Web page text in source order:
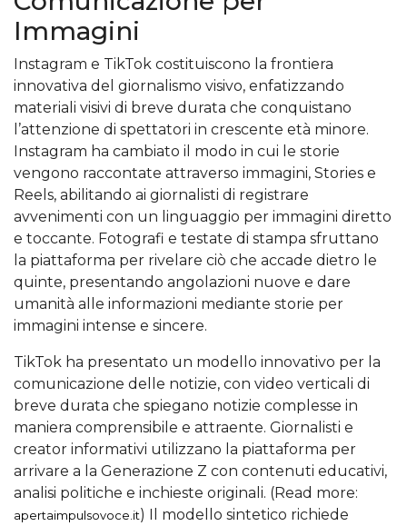
Immagini
Instagram e TikTok costituiscono la frontiera
innovativa del giornalismo visivo, enfatizzando
materiali visivi di breve durata che conquistano
l’attenzione di spettatori in crescente età minore.
Instagram ha cambiato il modo in cui le storie
vengono raccontate attraverso immagini, Stories e
Reels, abilitando ai giornalisti di registrare
avvenimenti con un linguaggio per immagini diretto
e toccante. Fotografi e testate di stampa sfruttano
la piattaforma per rivelare ciò che accade dietro le
quinte, presentando angolazioni nuove e dare
umanità alle informazioni mediante storie per
immagini intense e sincere.
TikTok ha presentato un modello innovativo per la
comunicazione delle notizie, con video verticali di
breve durata che spiegano notizie complesse in
maniera comprensibile e attraente. Giornalisti e
creator informativi utilizzano la piattaforma per
arrivare a la Generazione Z con contenuti educativi,
analisi politiche e inchieste originali. (Read more:
apertaimpulsovoce.it) Il modello sintetico richiede